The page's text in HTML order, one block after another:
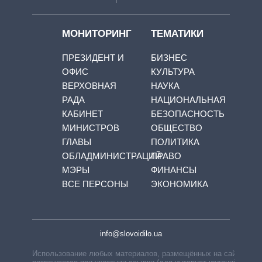
МОНИТОРИНГ
ПРЕЗИДЕНТ И
ОФИС
ВЕРХОВНАЯ
РАДА
КАБИНЕТ
МИНИСТРОВ
ГЛАВЫ
ОБЛАДМИНИСТРАЦИЙ
МЭРЫ
ВСЕ ПЕРСОНЫ
ТЕМАТИКИ
БИЗНЕС
КУЛЬТУРА
НАУКА
НАЦИОНАЛЬНАЯ
БЕЗОПАСНОСТЬ
ОБЩЕСТВО
ПОЛИТИКА
ПРАВО
ФИНАНСЫ
ЭКОНОМИКА
info@slovoidilo.ua
Использование любых материалов, размещённых на сайте,